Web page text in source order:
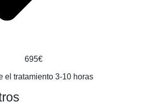
695€
el tratamiento 3-10 horas